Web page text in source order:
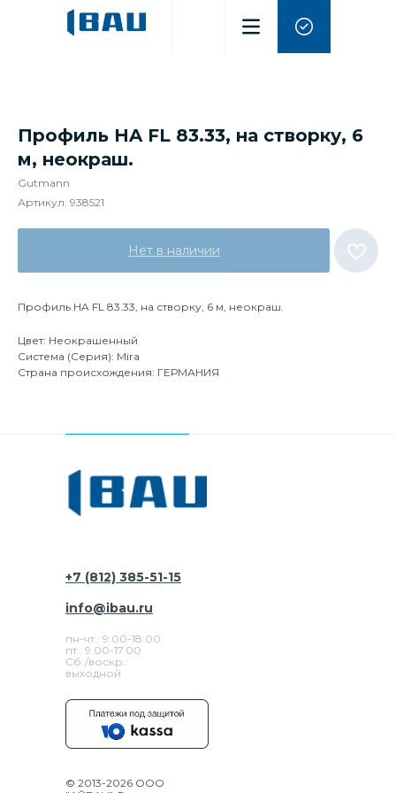
Профиль HA FL 83.33, на створку, 6
м, неокраш.
Gutmann
Артикул: 938521
Нет в наличии
Профиль HA FL 83.33, на створку, 6 м, неокраш.
Цвет: Неокрашенный
Система (Серия): Mira
Страна происхождения: ГЕРМАНИЯ
+7 (812) 385-51-15
пн-чт.: 9:00-18:00
пт.: 9.00-17.00
Сб./воскр.:
выходной
info@ibau.ru
© 2013-2026 ООО